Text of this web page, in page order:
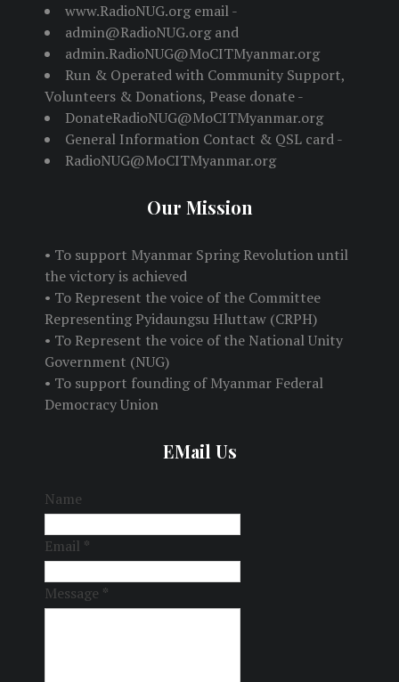
www.RadioNUG.org email -
admin@RadioNUG.org and
admin.RadioNUG@MoCITMyanmar.org
Run & Operated with Community Support,
Volunteers & Donations, Pease donate -
DonateRadioNUG@MoCITMyanmar.org
General Information Contact & QSL card -
RadioNUG@MoCITMyanmar.org
Our Mission
• To support Myanmar Spring Revolution until
the victory is achieved
• To Represent the voice of the Committee
Representing Pyidaungsu Hluttaw (CRPH)
• To Represent the voice of the National Unity
Government (NUG)
• To support founding of Myanmar Federal
Democracy Union
EMail Us
Name
Email *
Message *